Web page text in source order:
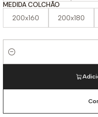
MEDIDA COLCHÃO
200x160 200x180
Quantidade